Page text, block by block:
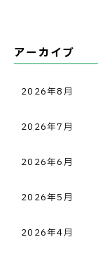
アーカイブ
2026年8月
2026年7月
2026年6月
2026年5月
2026年4月